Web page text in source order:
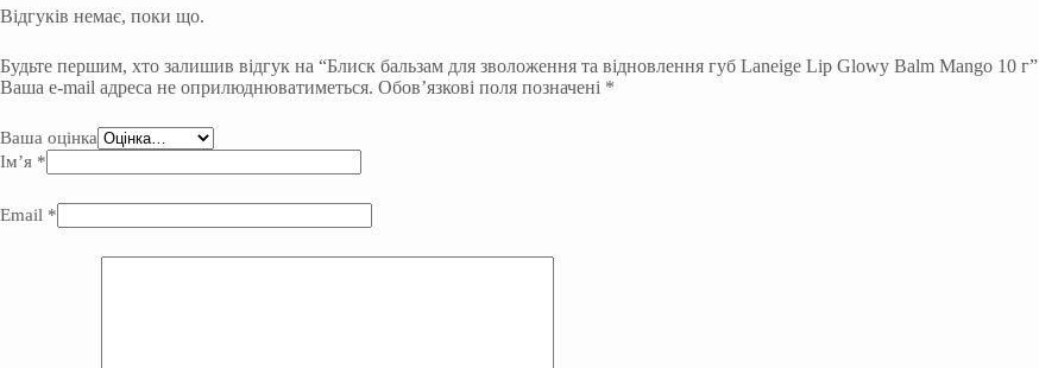
Відгуків немає, поки що.
Будьте першим, хто залишив відгук на “Блиск бальзам для зволоження та відновлення губ Laneige Lip Glowy Balm Mango 10 г”
Ваша e-mail адреса не оприлюднюватиметься. Обов’язкові поля позначені *
Ваша оцінка
Ім’я *
Email *